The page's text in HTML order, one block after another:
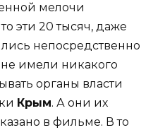
мелочи
эти 20 тысяч, даже
непосредственно
имели никакого
органы власти
Крым. А они их
в фильме. В то